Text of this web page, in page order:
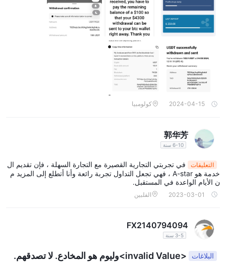
مثل معظم وسطاء الفوركس ، EasyTrade يدعم معيار الصناعة
ميتاتريدر 4
. مع MT4 ، يمكن للمتداولين الاستمتاع بتجربة تداول سهلة
الاستخدام وغنية بالميزات. تقدم المنصة مجموعة شاملة من الأدوات
والموارد لتحليل الأسواق وتنفيذ الصفقات وإدارة المراكز بفعالية. تشتهر
MT4 بقدراتها المتقدمة على الرسم البياني والمؤشرات القابلة للتخصيص
ومجموعة واسعة من أدوات التحليل الفني.
علاوة على ذلك، EasyTrade عروض
الأجهزة ، مما يسمح للمتداولين بالوصول إلى
حساباتهم والتداول أثناء التنقل. تضمن هذه المرونة أن المتداولين يمكنهم
مكان.
من المتداولين المبتدئين وذوي الخبرة. انظر جدول مقارنة منصة التداول
أدناه:
يرجى ملاحظة أن هذا الجدول يعتمد على معلومات عامة ومن المستحسن
على منصات التداول الخاصة بهم.
خدمة الزبائن
EasyTradeيوفر خدمة العملاء من خلال قنوات مختلفة ، بما في ذلك
2024-04-15 كولومبيا
郭华芳
6-10 سنة
التعليقات
في تجربتي التجارية القصيرة مع التجارة السهلة ، فإن تقديم ال
خدمة هو A-star ، فهي تجعل التداول تجربة رائعة وأنا أتطلع إلى المزيد م
ن الأيام الواعدة في المستقبل.
2023-03-01 الفلبين
FX2140794094
3-5 سنة
البلاغات <invalid Value>وليوم هو المخادع. لا تصدقهم.